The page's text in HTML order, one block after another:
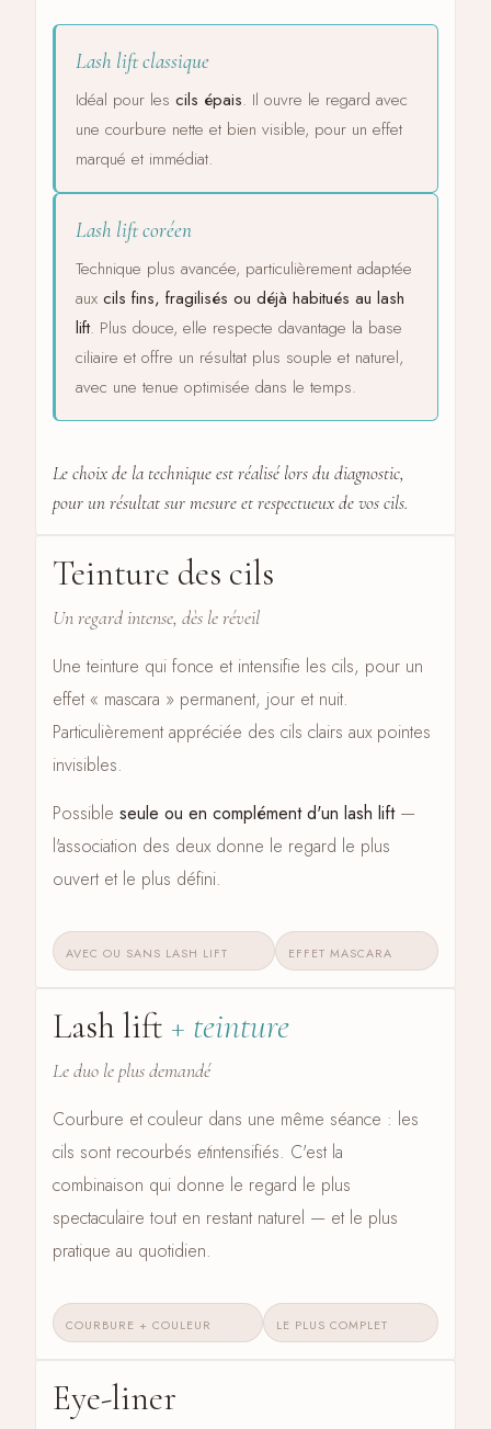
Lash lift classique
Idéal pour les cils épais. Il ouvre le regard avec
une courbure nette et bien visible, pour un effet
marqué et immédiat.
Lash lift coréen
Technique plus avancée, particulièrement adaptée
aux cils fins, fragilisés ou déjà habitués au lash
lift. Plus douce, elle respecte davantage la base
ciliaire et offre un résultat plus souple et naturel,
avec une tenue optimisée dans le temps.
Le choix de la technique est réalisé lors du diagnostic,
pour un résultat sur mesure et respectueux de vos cils.
CÔTÉ CILS · 02
Teinture des cils
Un regard intense, dès le réveil
Une teinture qui fonce et intensifie les cils, pour un
effet « mascara » permanent, jour et nuit.
Particulièrement appréciée des cils clairs aux pointes
invisibles.
Possible seule ou en complément d'un lash lift—
l'association des deux donne le regard le plus
ouvert et le plus défini.
AVEC OU SANS LASH LIFT EFFET MASCARA
CÔTÉ CILS · LE COMBO
Lash lift + teinture
Le duo le plus demandé
Courbure et couleur dans une même séance : les
cils sont recourbés etintensifiés. C'est la
combinaison qui donne le regard le plus
spectaculaire tout en restant naturel — et le plus
pratique au quotidien.
COURBURE + COULEUR LE PLUS COMPLET
CÔTÉ CILS · 04
Eye-liner